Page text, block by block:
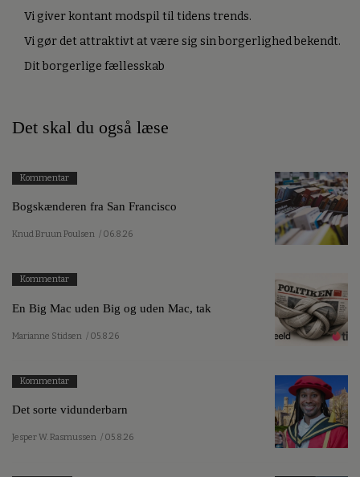
Vi giver kontant modspil til tidens trends.
Vi gør det attraktivt at være sig sin borgerlighed bekendt.
Dit borgerlige fællesskab
Det skal du også læse
Kommentar
Bogskænderen fra San Francisco
Knud Bruun Poulsen / 06.8.26
Kommentar
En Big Mac uden Big og uden Mac, tak
Marianne Stidsen / 05.8.26
Kommentar
Det sorte vidunderbarn
Jesper W. Rasmussen / 05.8.26